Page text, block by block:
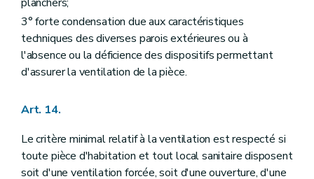
3° forte condensation due aux caractéristiques
techniques des diverses parois extérieures ou à
l'absence ou la déficience des dispositifs permettant
d'assurer la ventilation de la pièce.
Art. 14.
Le critère minimal relatif à la ventilation est respecté si
toute pièce d'habitation et tout local sanitaire disposent
soit d'une ventilation forcée, soit d'une ouverture, d'une